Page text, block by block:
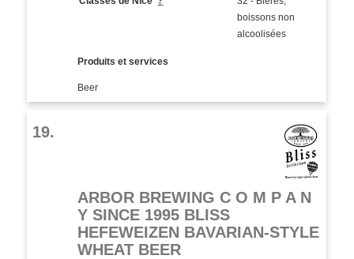
boissons non
alcoolisées
Produits et services
Beer
19.
ARBOR BREWING C O M P A N
Y SINCE 1995 BLISS
HEFEWEIZEN BAVARIAN-STYLE
WHEAT BEER